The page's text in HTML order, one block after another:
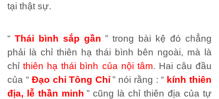
tại thật sự.
“Thái bình sắp gần ” trong bài kệ đó chẳng
phải là chỉ thiên hạ thái bình bên ngoài, mà là
chỉthiên hạ thái bình của nội tâm. Hai câu đầu
của “ Đạo chi Tông Chỉ” nói rằng : “ kính thiên
địa, lễ thần minh ” cũng là chỉ thiên địa của tự